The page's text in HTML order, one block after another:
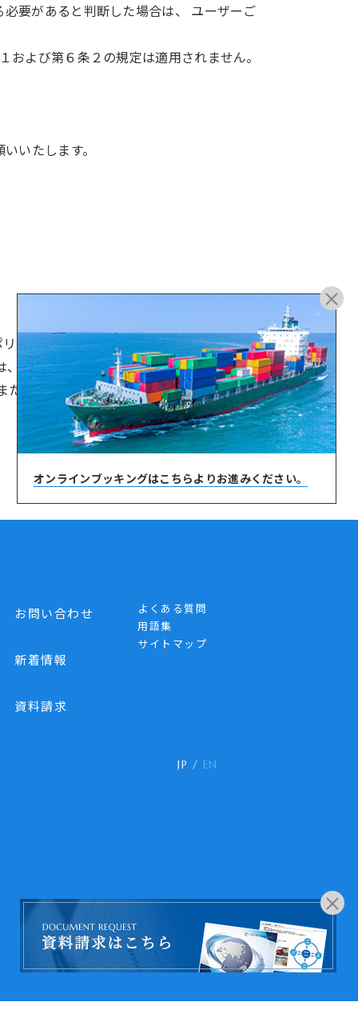
オンラインブッキングはこちらよりお進みください。
要があると判断した場合は、 ユーザーご
よび第６条２の規定は適用されません。
いたします。
シーの変更を行う場合、 変更後の本ポリ
本ポリシーを変更する場合には、変更後
たはユーザーに通知します。
お問い合わせ
新着情報
資料請求
よくある質問
用語集
サイトマップ
JP / EN